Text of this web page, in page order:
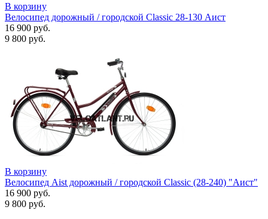
В корзину
Велосипед дорожный / городской Classic 28-130 Аист
16 900 руб.
9 800 руб.
В корзину
Велосипед Aist дорожный / городской Classic (28-240) "Аист"
16 900 руб.
9 800 руб.